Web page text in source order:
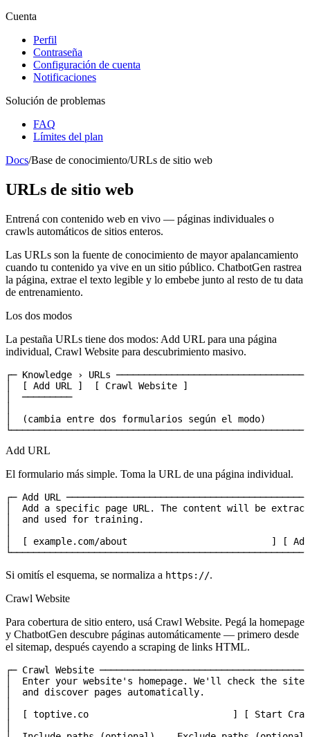
Cuenta
Perfil
Contraseña
Configuración de cuenta
Notificaciones
Solución de problemas
FAQ
Límites del plan
Docs/Base de conocimiento/URLs de sitio web
URLs de sitio web
Entrená con contenido web en vivo — páginas individuales o
crawls automáticos de sitios enteros.
Las URLs son la fuente de conocimiento de mayor apalancamiento
cuando tu contenido ya vive en un sitio público. ChatbotGen rastrea
la página, extrae el texto legible y lo embebe junto al resto de tu data
de entrenamiento.
Los dos modos
La pestaña URLs tiene dos modos: Add URL para una página
individual, Crawl Website para descubrimiento masivo.
┌─ Knowledge › URLs
│  [ Add URL ]  [ Crawl Website ]
│  ─────────
│  (cambia entre dos formularios según el modo)
Add URL
El formulario más simple. Toma la URL de una página individual.
┌─ Add URL
│  Add a specific page URL. The content will be
│  and used for training.
│  [ example.com/about                          ] [ Add
Si omitís el esquema, se normaliza a https://.
Crawl Website
Para cobertura de sitio entero, usá Crawl Website. Pegá la homepage
y ChatbotGen descubre páginas automáticamente — primero desde
el sitemap, después cayendo a scraping de links HTML.
┌─ Crawl Website
│  Enter your website's homepage. We'll check the
│  and discover pages automatically.
│  [ toptive.co                          ] [ Start